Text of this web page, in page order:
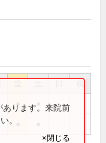
祝
●
あります。来院前
。
×閉じる